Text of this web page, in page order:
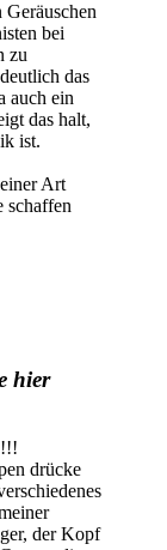
Geräuschen
bei
zu
das
auch ein
das halt,
ist.
Art
hier
drücke
der Kopf